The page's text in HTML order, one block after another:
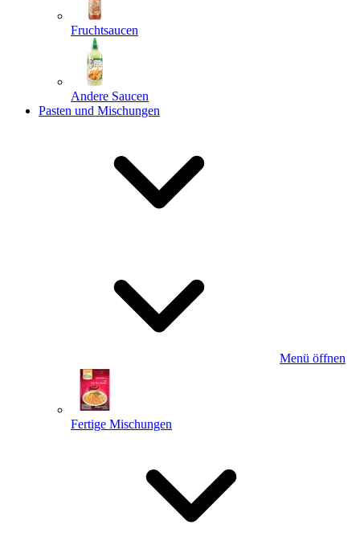
Fruchtsaucen
Andere Saucen
Pasten und Mischungen
Menü öffnen
Fertige Mischungen